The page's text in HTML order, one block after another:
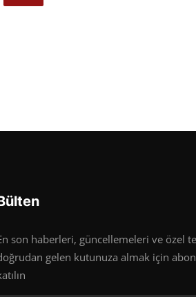
son haberleri, güncellemeleri ve özel
gelen kutunuza almak için